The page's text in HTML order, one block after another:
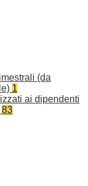
(da
1
ai dipendenti
83